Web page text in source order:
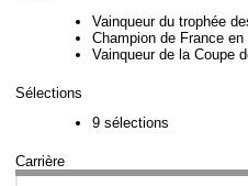
Vainqueur du trophée
Champion de France
Vainqueur de la Coupe
Sélections
9 sélections
Carrière